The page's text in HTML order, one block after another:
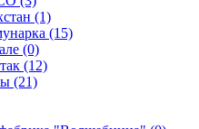
(1)
(15)
(0)
(12)
(21)